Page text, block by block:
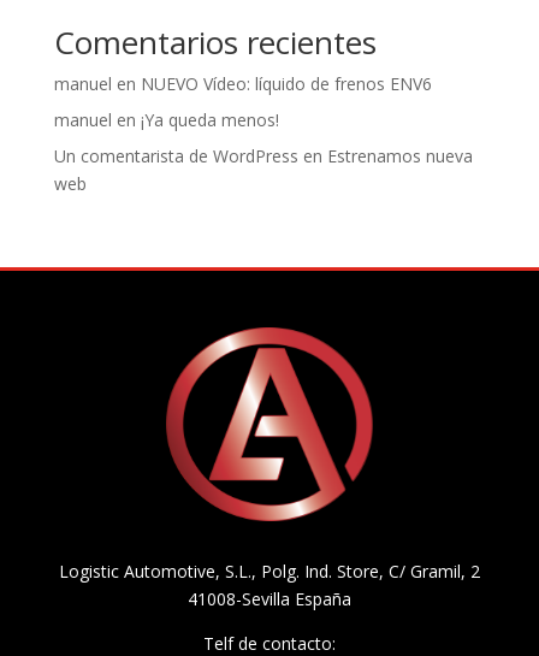
Comentarios recientes
manuel en NUEVO Vídeo: líquido de frenos ENV6
manuel en ¡Ya queda menos!
Un comentarista de WordPress en Estrenamos nueva
web
Logistic Automotive, S.L., Polg. Ind. Store, C/ Gramil, 2
41008-Sevilla España
Telf de contacto: